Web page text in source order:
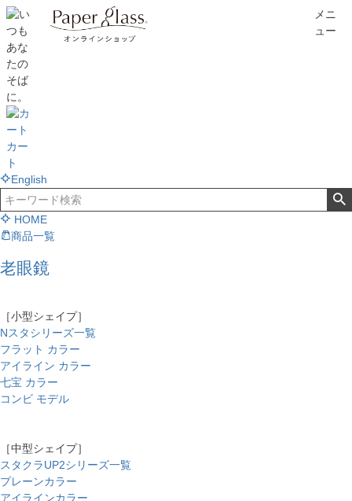
メニ
ュー
カー
ト
English
HOME
商品一覧
老眼鏡
［小型シェイプ］
Nスタシリーズ一覧
フラット カラー
アイライン カラー
七宝 カラー
コンビ モデル
［中型シェイプ］
スタクラUP2シリーズ一覧
プレーンカラー
アイラインカラー